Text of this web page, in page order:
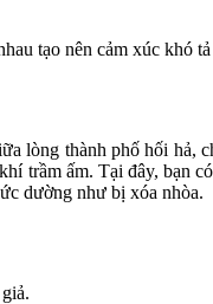
tạo nên cảm xúc khó tả
lòng thành phố hối hả,
trầm ấm. Tại đây, bạn
dường như bị xóa nhòa.